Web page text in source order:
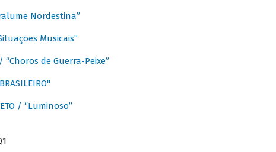
Nordestina”
Musicais”
“Choros de Guerra-Peixe”
/ “Luminoso”